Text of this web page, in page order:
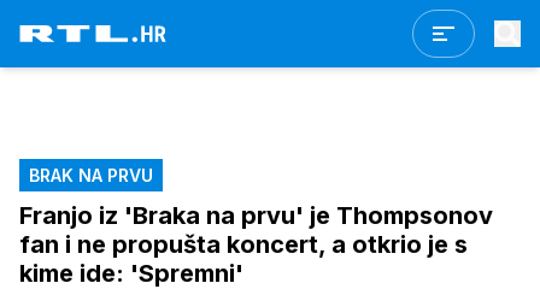
BRAK NA PRVU
Franjo iz 'Braka na prvu' je Thompsonov
fan i ne propušta koncert, a otkrio je s
kime ide: 'Spremni'